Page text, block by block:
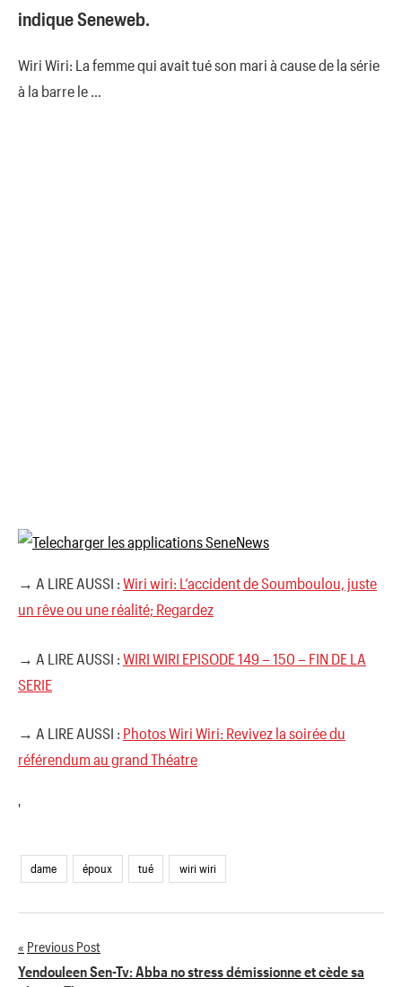
indique Seneweb.
Wiri Wiri: La femme qui avait tué son mari à cause de la série
à la barre le …
→ A LIRE AUSSI : Wiri wiri: L’accident de Soumboulou, juste
un rêve ou une réalité; Regardez
→ A LIRE AUSSI : WIRI WIRI EPISODE 149 – 150 – FIN DE LA
SERIE
→ A LIRE AUSSI : Photos Wiri Wiri: Revivez la soirée du
référendum au grand Théatre
'
dame époux tué wiri wiri
Navigation
Previous Post
Yendouleen Sen-Tv: Abba no stress démissionne et cède sa